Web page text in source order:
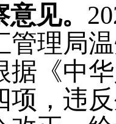
见。
管理局
据《中
项，违